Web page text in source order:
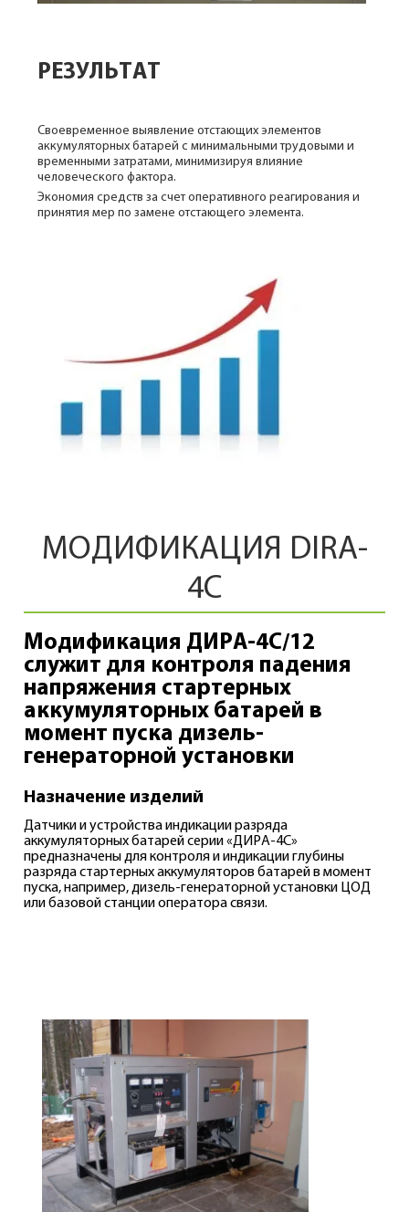
РЕЗУЛЬТАТ
Своевременное выявление отстающих элементов
аккумуляторных батарей с минимальными трудовыми и
временными затратами, минимизируя влияние
человеческого фактора.
Экономия средств за счет оперативного реагирования и
принятия мер по замене отстающего элемента.
МОДИФИКАЦИЯ DIRA-
4C
Модификация ДИРА-4С/12
служит для контроля падения
напряжения стартерных
аккумуляторных батарей в
момент пуска дизель-
генераторной установки
Назначение изделий
Датчики и устройства индикации разряда
аккумуляторных батарей серии «ДИРА-4С»
предназначены для контроля и индикации глубины
разряда стартерных аккумуляторов батарей в момент
пуска, например, дизель-генераторной установки ЦОД
или базовой станции оператора связи.